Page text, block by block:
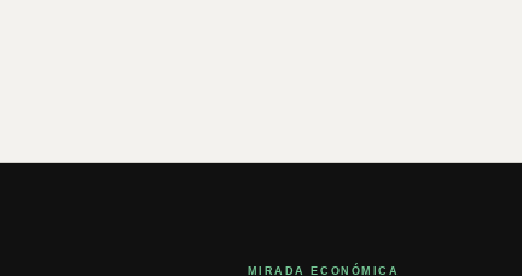
MIRADA ECONÓMICA